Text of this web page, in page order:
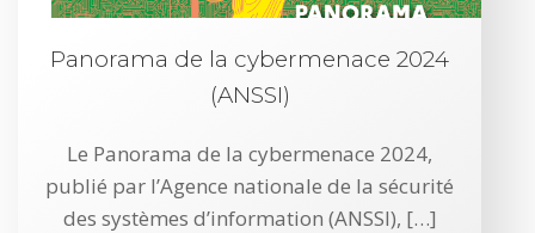
Panorama de la cybermenace 2024
(ANSSI)
Le Panorama de la cybermenace 2024,
publié par l’Agence nationale de la sécurité
des systèmes d’information (ANSSI), […]